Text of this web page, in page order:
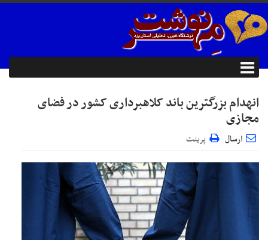
انهدام بزرگترین باند کلاهبرداری کشور در فضای
مجازی
ارسال پرینت